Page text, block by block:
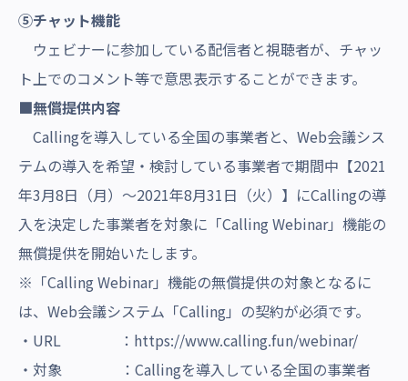
⑤チャット機能
ウェビナーに参加している配信者と視聴者が、チャッ
ト上でのコメント等で意思表示することができます。
■無償提供内容
Callingを導入している全国の事業者と、Web会議シス
テムの導入を希望・検討している事業者で期間中【2021
年3月8日（月）～2021年8月31日（火）】にCallingの導
入を決定した事業者を対象に「Calling Webinar」機能の
無償提供を開始いたします。
※「Calling Webinar」機能の無償提供の対象となるに
は、Web会議システム「Calling」の契約が必須です。
・URL ： https://www.calling.fun/webinar/
・対象 ：Callingを導入している全国の事業者